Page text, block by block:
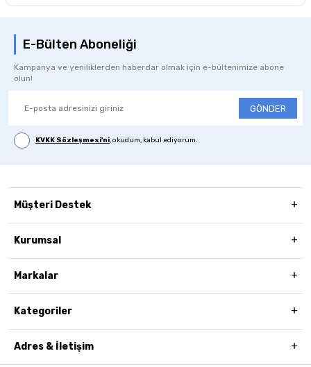
E-Bülten Aboneliği
Kampanya ve yeniliklerden haberdar olmak için e-bültenimize abone
olun!
GÖNDER
KVKK Sözleşmesi'ni, okudum, kabul ediyorum.
Müşteri Destek
Kurumsal
Markalar
Kategoriler
Adres & İletişim